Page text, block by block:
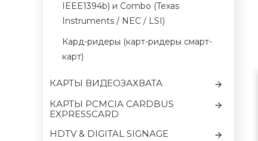
IEEE1394b) и Combo (Texas
Instruments / NEC / LSI)
Кард-ридеры (карт-ридеры смарт-
карт)
КАРТЫ ВИДЕОЗАХВАТА
КАРТЫ PCMCIA CARDBUS
EXPRESSCARD
HDTV & DIGITAL SIGNAGE